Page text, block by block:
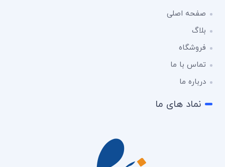
صفحه اصلی
بلاگ
فروشگاه
تماس با ما
درباره ما
نماد های ما